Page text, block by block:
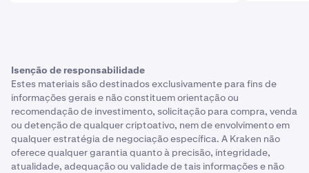
Isenção de responsabilidade
Estes materiais são destinados exclusivamente para fins de
informações gerais e não constituem orientação ou
recomendação de investimento, solicitação para compra, venda
ou detenção de qualquer criptoativo, nem de envolvimento em
qualquer estratégia de negociação específica. A Kraken não
oferece qualquer garantia quanto à precisão, integridade,
atualidade, adequação ou validade de tais informações e não